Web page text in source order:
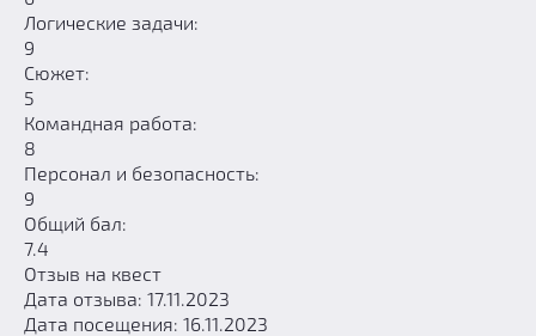
Логические задачи:
9
Сюжет:
5
Командная работа:
8
Персонал и безопасность:
9
Общий бал:
7.4
Отзыв на квест
Дата отзыва: 17.11.2023
Дата посещения: 16.11.2023